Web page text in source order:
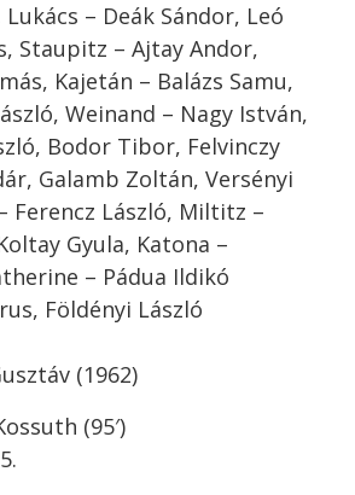
– Deák Sándor, Leó
Staupitz – Ajtay Andor,
Kajetán – Balázs Samu,
Weinand – Nagy István,
Bodor Tibor, Felvinczy
Galamb Zoltán, Versényi
Ferencz László, Miltitz –
Gyula, Katona –
– Pádua Ildikó
Földényi László
(1962)
(95′)